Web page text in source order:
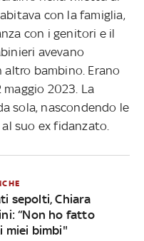
con la famiglia,
con i genitori e il
avevano
bambino. Erano
2023. La
sola, nascondendo le
suo ex fidanzato.
sepolti, Chiara
“Non ho fatto
miei bimbi"